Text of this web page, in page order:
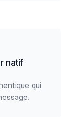
natif
qui